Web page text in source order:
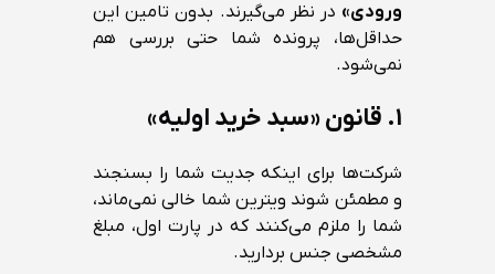
ورودی» در نظر می‌گیرند. بدون تامین این
حداقل‌ها، پرونده شما حتی بررسی هم
نمی‌شود.
۱. قانون «سبد خرید اولیه»
شرکت‌ها برای اینکه جدیت شما را بسنجند
و مطمئن شوند ویترین شما خالی نمی‌ماند،
شما را ملزم می‌کنند که در پارت اول، مبلغ
مشخصی جنس بردارید.